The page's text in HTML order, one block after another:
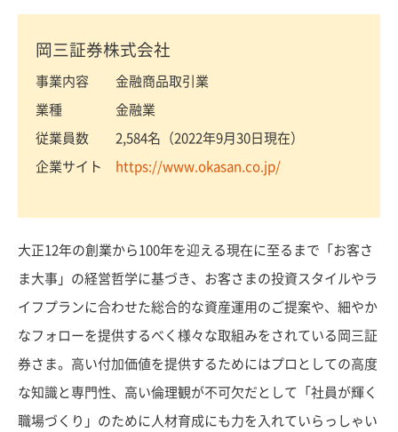
岡三証券株式会社
事業内容 金融商品取引業
業種 金融業
従業員数 2,584名（2022年9月30日現在）
企業サイト https://www.okasan.co.jp/
大正12年の創業から100年を迎える現在に至るまで「お客さ
ま大事」の経営哲学に基づき、お客さまの投資スタイルやラ
イフプランに合わせた総合的な資産運用のご提案や、細やか
なフォローを提供するべく様々な取組みをされている岡三証
券さま。高い付加価値を提供するためにはプロとしての高度
な知識と専門性、高い倫理観が不可欠だとして「社員が輝く
職場づくり」のために人材育成にも力を入れていらっしゃい